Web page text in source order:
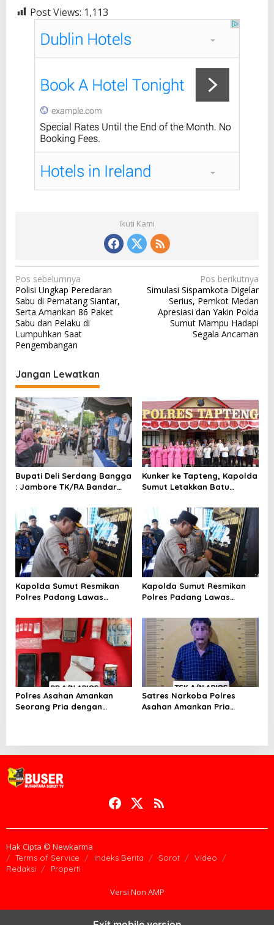
Post Views: 1,113
Ikuti Kami
N
a
v
i
g
s
i
p
o
s
Pos sebelumnya
Polisi Ungkap Peredaran
Sabu di Pematang Siantar,
Serta Amankan 86 Paket
Sabu dan Pelaku di
Lumpuhkan Saat
Pengembangan
Pos berikutnya
Simulasi Sispamkota Digelar
Serius, Pemkot Medan
Apresiasi dan Yakin Polda
Sumut Mampu Hadapi
Segala Ancaman
Jangan Lewatkan
Bupati Deli Serdang Bangga
: Jambore TK/RA Bandar
Kecamatan
Kunker ke Tapteng, Kapolda
Sumut Letakkan Batu
Rusun Polres Tapanuli
Tengah
Kapolda Sumut Resmikan
Polres Padang Lawas
Humanis dan Penambahan
Personel
Kapolda Sumut Resmikan
Polres Padang Lawas
Humanis dan Penambahan
Personel
Polres Asahan Amankan
Seorang Pria dengan
Satres Narkoba Polres
Asahan Amankan Pria
Hak Cipta © Newkarma
Terms of Service Indeks Berita Sorot
Video
Redaksi
Properti
Versi Non AMP